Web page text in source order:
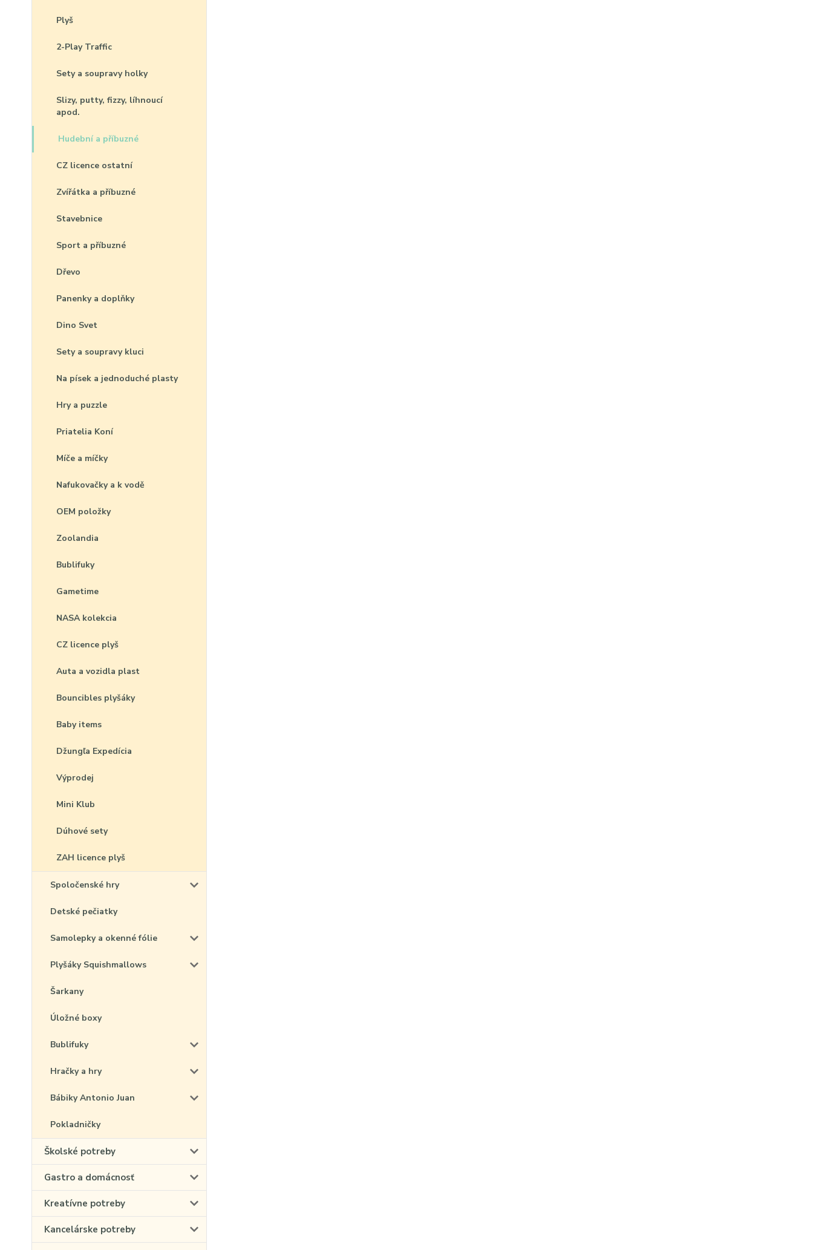
Plyš
2-Play Traffic
Sety a soupravy holky
Slizy, putty, fizzy, líhnoucí
apod.
Hudební a příbuzné
CZ licence ostatní
Zvířátka a příbuzné
Stavebnice
Sport a příbuzné
Dřevo
Panenky a doplňky
Dino Svet
Sety a soupravy kluci
Na písek a jednoduché plasty
Hry a puzzle
Priatelia Koní
Míče a míčky
Nafukovačky a k vodě
OEM položky
Zoolandia
Bublifuky
Gametime
NASA kolekcia
CZ licence plyš
Auta a vozidla plast
Bouncibles plyšáky
Baby items
Džungľa Expedícia
Výprodej
Mini Klub
Dúhové sety
ZAH licence plyš
Spoločenské hry
Detské pečiatky
Samolepky a okenné fólie
Plyšáky Squishmallows
Šarkany
Úložné boxy
Bublifuky
Hračky a hry
Bábiky Antonio Juan
Pokladničky
Školské potreby
Gastro a domácnosť
Kreatívne potreby
Kancelárske potreby